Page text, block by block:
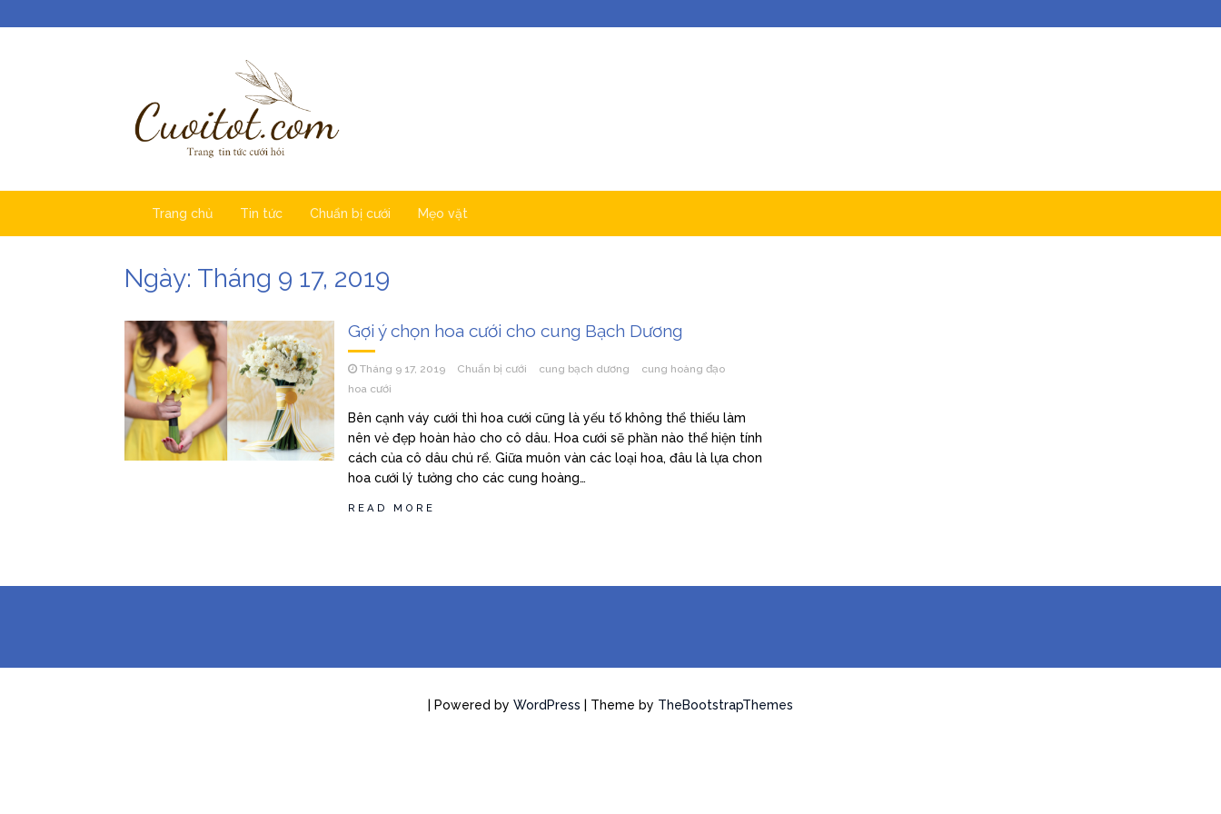
Trang chủ Tin tức Chuẩn bị cưới Mẹo vặt
Ngày: Tháng 9 17, 2019
Gợi ý chọn hoa cưới cho cung Bạch Dương
Tháng 9 17, 2019 Chuẩn bị cưới cung bạch dương
cung hoàng đạo
hoa cưới
Bên cạnh váy cưới thì hoa cưới cũng là yếu tố không thể thiếu làm
nên vẻ đẹp hoàn hảo cho cô dâu. Hoa cưới sẽ phần nào thể hiện tính
cách của cô dâu chú rể. Giữa muôn vàn các loại hoa, đâu là lựa chon
hoa cưới lý tưởng cho các cung hoàng…
READ MORE
| Powered by WordPress | Theme by TheBootstrapThemes